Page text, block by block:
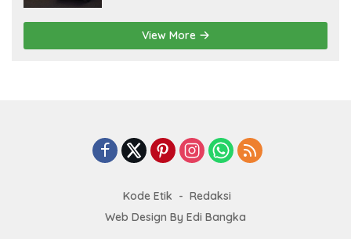
View More
Kode Etik
Redaksi
Web Design By Edi Bangka